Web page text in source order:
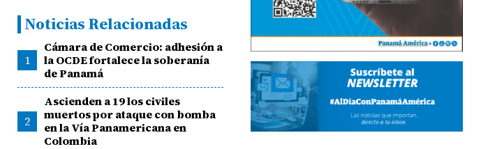
Noticias Relacionadas
1
Cámara de Comercio: adhesión a
la OCDE fortalece la soberanía
de Panamá
2
Ascienden a 19 los civiles
muertos por ataque con bomba
en la Vía Panamericana en
Colombia